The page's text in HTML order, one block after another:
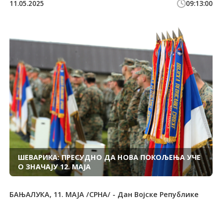
11.05.2025 09:13:00
ШЕВАРИКА: ПРЕСУДНО ДА НОВА ПОКОЉЕЊА УЧЕ
О ЗНАЧАЈУ 12. МАЈА
БАЊАЛУКА, 11. МАЈА /СРНА/ - Дан Војске Републике